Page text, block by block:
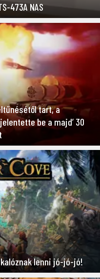
473A NAS
tart, a
be a majd’ 30
lenni jó-jó-jó!